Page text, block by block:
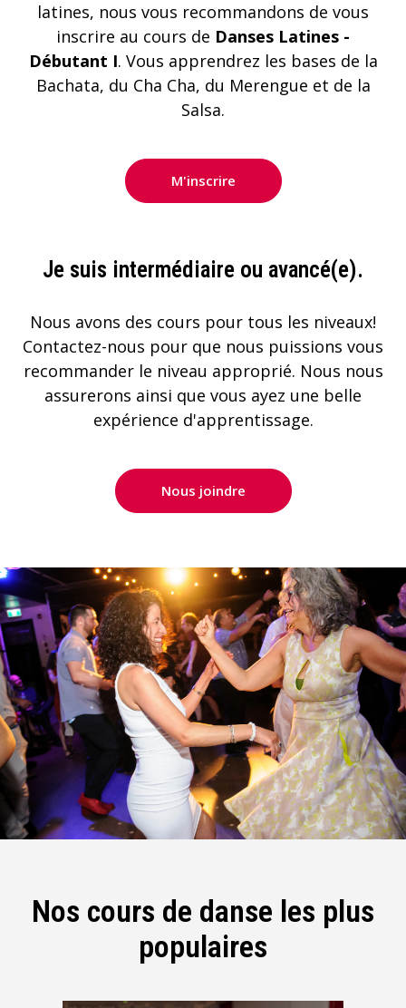
latines, nous vous recommandons de vous
inscrire au cours de Danses Latines -
Débutant I. Vous apprendrez les bases de la
Bachata, du Cha Cha, du Merengue et de la
Salsa.
M'inscrire
Je suis intermédiaire ou avancé(e).
Nous avons des cours pour tous les niveaux!
Contactez-nous pour que nous puissions vous
recommander le niveau approprié. Nous nous
assurerons ainsi que vous ayez une belle
expérience d'apprentissage.
Nous joindre
Nos cours de danse les plus
populaires